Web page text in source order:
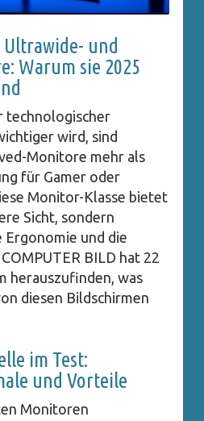
und
Warum sie 2025
technologischer
wird, sind
Monitore mehr als
für Gamer oder
Monitor-Klasse bietet
Sicht, sondern
Ergonomie und die
BILD hat 22
herauszufinden, was
diesen Bildschirmen
im Test:
und Vorteile
Monitoren